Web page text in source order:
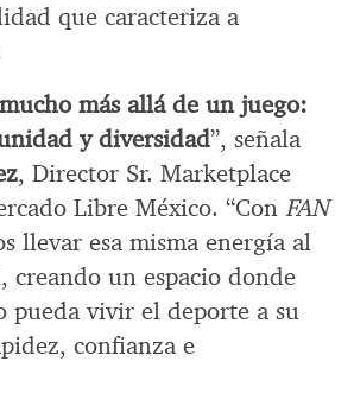
que caracteriza a
más allá de un juego:
y diversidad”, señala
, Director Sr. Marketplace
Libre México. “Con FAN
llevar esa misma energía al
un espacio donde
pueda vivir el deporte a su
confianza e